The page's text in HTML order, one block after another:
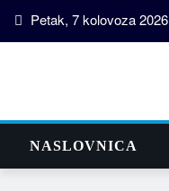
Skip Petak, 7 kolovoza 2026
NASLOVNICA